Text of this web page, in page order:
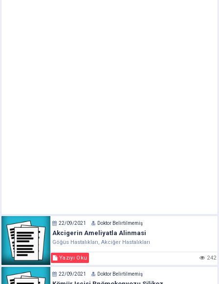
22/09/2021 Doktor Belirtilmemiş
Akcigerin Ameliyatla Alinmasi
Göğüs Hastalıkları, Akciğer Hastalıkları
Yazıyı Oku 242
22/09/2021 Doktor Belirtilmemiş